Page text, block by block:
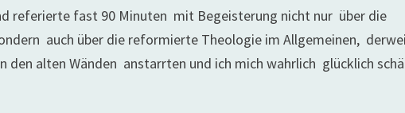
referierte fast 90 Minuten mit Begeisterung nicht nur über die
auch über die reformierte Theologie im Allgemeinen,
den alten Wänden anstarrten und ich mich wahrlich glücklich